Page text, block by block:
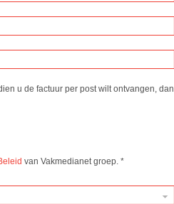
u de factuur per post wilt ontvangen, dan
van Vakmedianet groep. *